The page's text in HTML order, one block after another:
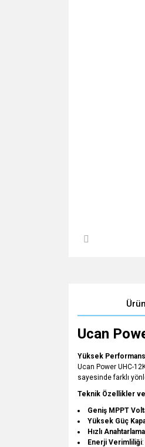
Ucan
Yüksek
Ucan Power UHC-
sayesinde farklı
Teknik Özellikler
Geniş MPPT
Yüksek Güç
Hızlı Anahtarlama
Enerji Verimliliği